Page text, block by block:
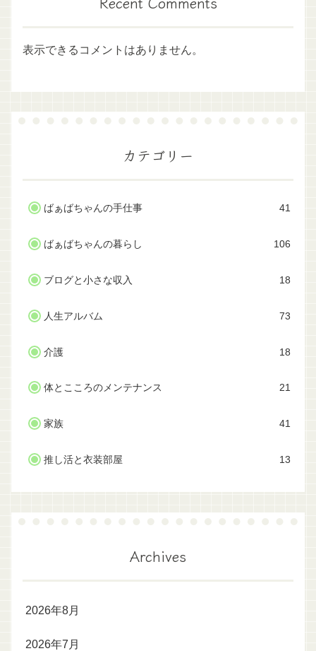
表示できるコメントはありません。
カテゴリー
ばぁばちゃんの手仕事 41
ばぁばちゃんの暮らし 106
ブログと小さな収入 18
人生アルバム 73
介護 18
体とこころのメンテナンス 21
家族 41
推し活と衣装部屋 13
Archives
2026年8月
2026年7月